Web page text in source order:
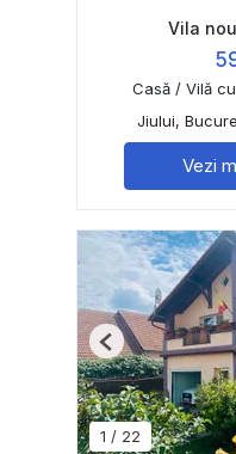
Vila
Casă / Vilă
Jiului,
Vezi
1 / 22
Previous